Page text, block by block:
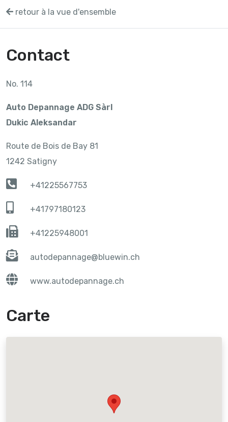
retour à la vue d'ensemble
Contact
No. 114
Auto Depannage ADG Sàrl
Dukic Aleksandar
Route de Bois de Bay 81
1242 Satigny
+41225567753
+41797180123
+41225948001
autodepannage@bluewin.ch
www.autodepannage.ch
Carte